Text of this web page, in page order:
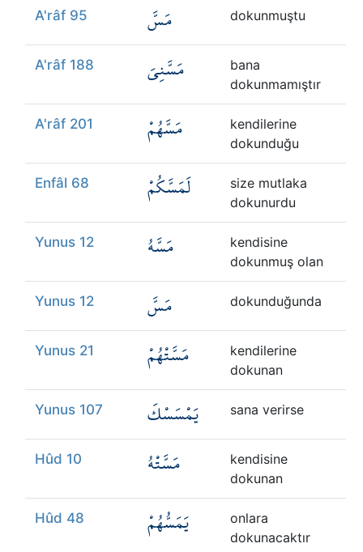
A'râf 95 مَسَّ dokunmuştu
A'râf 188 مَسَّنِيَ
bana
dokunmamıştır
A'râf 201 مَسَّهُمْ
kendilerine
dokunduğu
Enfâl 68 لَمَسَّكُمْ
size mutlaka
dokunurdu
Yunus 12 مَسَّهُ
kendisine
dokunmuş olan
Yunus 12 مَسَّ dokunduğunda
Yunus 21 مَسَّتْهُمْ
kendilerine
dokunan
Yunus 107 يَمْسَسْكَ sana verirse
Hûd 10 مَسَّتْهُ
kendisine
dokunan
Hûd 48 يَمَسُّهُمْ
onlara
dokunacaktır